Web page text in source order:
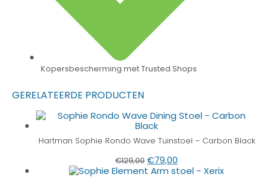
Kopersbescherming met Trusted Shops
GERELATEERDE PRODUCTEN
Hartman Sophie Rondo Wave Tuinstoel – Carbon Black
€129,00 €79,00